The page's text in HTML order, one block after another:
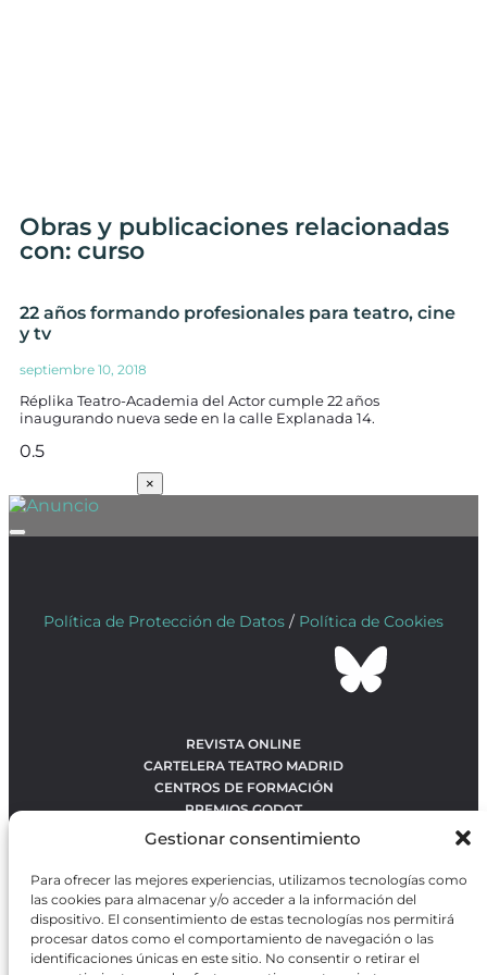
Gestionar consentimiento
Para ofrecer las mejores experiencias, utilizamos tecnologías como
las cookies para almacenar y/o acceder a la información del
dispositivo. El consentimiento de estas tecnologías nos permitirá
procesar datos como el comportamiento de navegación o las
identificaciones únicas en este sitio. No consentir o retirar el
Obras y publicaciones relacionadas
con: curso
22 años formando profesionales para teatro, cine
y tv
septiembre 10, 2018
Réplika Teatro-Academia del Actor cumple 22 años
inaugurando nueva sede en la calle Explanada 14.
×
Política de Protección de Datos / Política de Cookies
REVISTA ONLINE
CARTELERA TEATRO MADRID
CENTROS DE FORMACIÓN
PREMIOS GODOT
CONTACTO
OBRAS MÁS VOTADAS
RANKING MEJORES OBRAS
BÚSQUEDA AVANZADA DE OBRAS